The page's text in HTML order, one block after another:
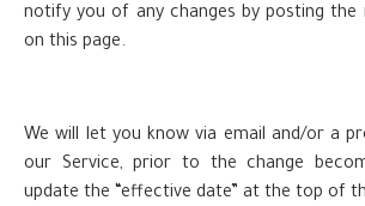
notify you of any changes by posting the
on this page.
We will let you know via email and/or a
our Service, prior to the change
update the “effective date” at the top of